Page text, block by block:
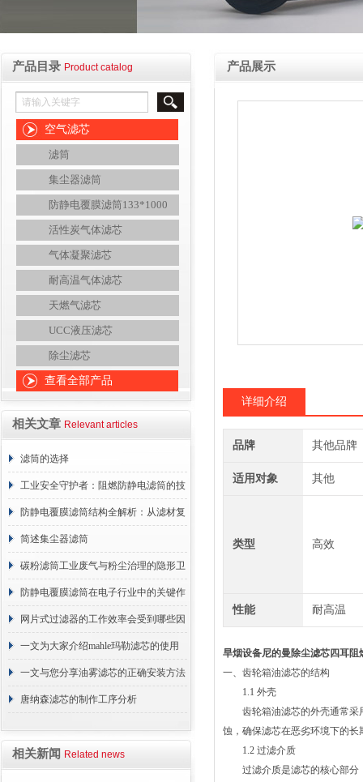
产品目录 Product catalog
空气滤芯
滤筒
集尘器滤筒
防静电覆膜滤筒133*1000
活性炭气体滤芯
气体凝聚滤芯
耐高温气体滤芯
天燃气滤芯
UCC液压滤芯
除尘滤芯
查看全部产品
相关文章 Relevant articles
滤筒的选择
工业安全守护者：阻燃防静电滤筒的技
术原理与应用解析
防静电覆膜滤筒结构全解析：从滤材复
合到整体成型
简述集尘器滤筒
碳粉滤筒工业废气与粉尘治理的隐形卫
士
防静电覆膜滤筒在电子行业中的关键作
用
网片式过滤器的工作效率会受到哪些因
素的影响？
一文为大家介绍mahle玛勒滤芯的使用
原理
一文与您分享油雾滤芯的正确安装方法
唐纳森滤芯的制作工序分析
相关新闻 Related news
产品展示
详细介绍
品牌 其他品牌
适用对象 其他
类型 高效
性能 耐高温
旱烟设备尼的曼除尘滤芯四耳阻
一、齿轮箱油滤芯的结构
1.1 外壳
齿轮箱油滤芯的外壳通常采用
蚀，确保滤芯在恶劣环境下的长
1.2 过滤介质
过滤介质是滤芯的核心部分